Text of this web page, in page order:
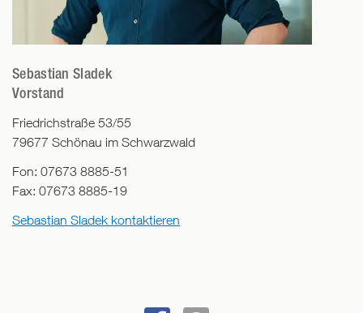
Sebastian Sladek
Vorstand
Friedrichstraße 53/55
79677 Schönau im Schwarzwald
Fon: 07673 8885-51
Fax: 07673 8885-19
Sebastian Sladek kontaktieren